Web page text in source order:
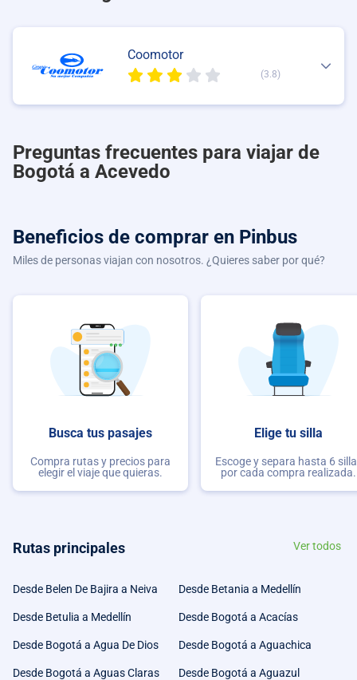
Coomotor
(3.8)
Preguntas frecuentes para viajar de
Bogotá a Acevedo
Beneficios de comprar en Pinbus
Miles de personas viajan con nosotros. ¿Quieres saber por qué?
Busca tus pasajes
Compra rutas y precios para
elegir el viaje que quieras.
Elige tu silla
Escoge y separa hasta 6
por cada compra realizada.
Rutas principales Ver todos
Desde Belen De Bajira a Neiva Desde Betania a Medellín
Desde Betulia a Medellín Desde Bogotá a Acacías
Desde Bogotá a Agua De Dios Desde Bogotá a Aguachica
Desde Bogotá a Aguas Claras Desde Bogotá a Aguazul